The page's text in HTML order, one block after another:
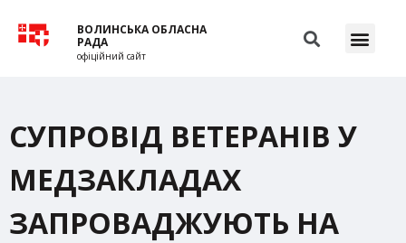
ВОЛИНСЬКА ОБЛАСНА
РАДА
офіційний сайт
СУПРОВІД ВЕТЕРАНІВ У
МЕДЗАКЛАДАХ
ЗАПРОВАДЖУЮТЬ НА